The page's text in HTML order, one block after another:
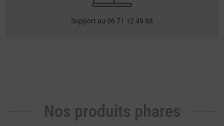
Support au 06 71 12 49 88
Nos produits phares